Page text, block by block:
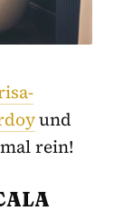
und
rein!